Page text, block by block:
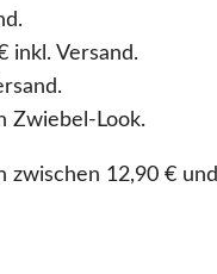
inkl. Versand.
Zwiebel-Look.
zwischen 12,90 € und